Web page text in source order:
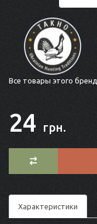
Все товары этого
24 грн.
Характеристики